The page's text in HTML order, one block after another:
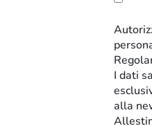
I dati
alla